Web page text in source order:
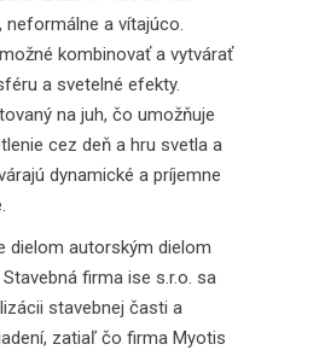
neformálne a vítajúco.
kombinovať a vytvárať
a svetelné efekty.
na juh, čo umožňuje
cez deň a hru svetla a
dynamické a príjemne
dielom autorským dielom
Stavebná firma ise s.r.o. sa
stavebnej časti a
zatiaľ čo firma Myotis